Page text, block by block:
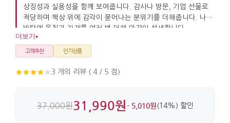
상징성과 실용성을 함께 보여줍니다. 감사나 방문, 기업 선물로
적당하며 책상 위에 감각이 묻어나는 분위기를 더해줍니다. 나무
바탕에 옻칠과 자개를 여러 번 더해 마감이 섬세합니다.
더보기 ▾
고객추천 인기상품
3 개의 리뷰 ( 4 / 5 점)
37,000원31,990원- 5,010원 (14%) 할인